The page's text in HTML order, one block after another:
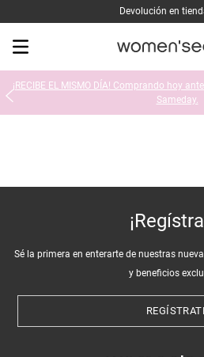
Devolución en
¡RECIBE EL MISMO DÍA! Comprando hoy
Sameday.
Sé la primera en enterarte de nuestras
y beneficios